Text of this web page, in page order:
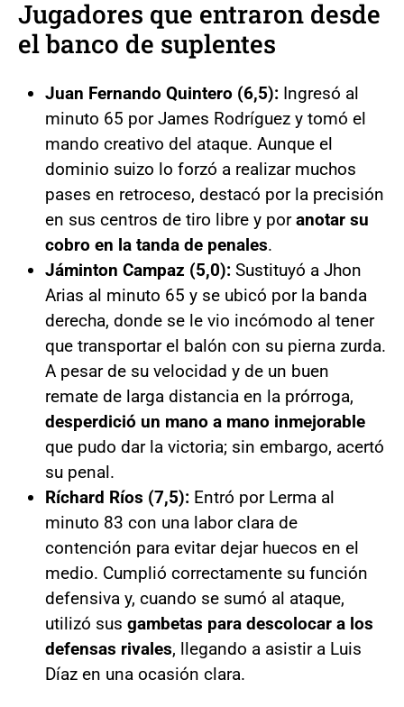
Jugadores que entraron desde
el banco de suplentes
Juan Fernando Quintero (6,5): Ingresó al
minuto 65 por James Rodríguez y tomó el
mando creativo del ataque. Aunque el
dominio suizo lo forzó a realizar muchos
pases en retroceso, destacó por la precisión
en sus centros de tiro libre y poranotar su
cobro en la tanda de penales.
Jáminton Campaz (5,0): Sustituyó a Jhon
Arias al minuto 65 y se ubicó por la banda
derecha, donde se le vio incómodo al tener
que transportar el balón con su pierna zurda.
A pesar de su velocidad y de un buen
remate de larga distancia en la prórroga,
desperdició un mano a mano inmejorable
que pudo dar la victoria; sin embargo, acertó
su penal.
Ríchard Ríos (7,5): Entró por Lerma al
minuto 83 con una labor clara de
contención para evitar dejar huecos en el
medio. Cumplió correctamente su función
defensiva y, cuando se sumó al ataque,
utilizó sus gambetas para descolocar a los
defensas rivales, llegando a asistir a Luis
Díaz en una ocasión clara.